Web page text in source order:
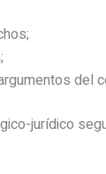
del
jurídico